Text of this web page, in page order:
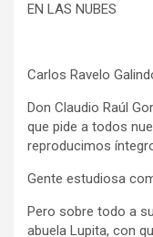
EN LAS NUBES
Carlos Ravelo
Don Claudio Raúl
que pide a todos
reproducimos
Gente estudiosa
Pero sobre todo a
abuela Lupita, con